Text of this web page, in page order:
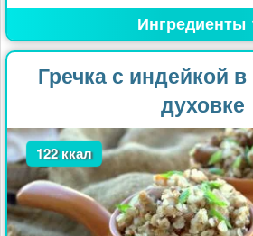
Ингредиенты
Гречка с индейкой
духовке
122 ккал